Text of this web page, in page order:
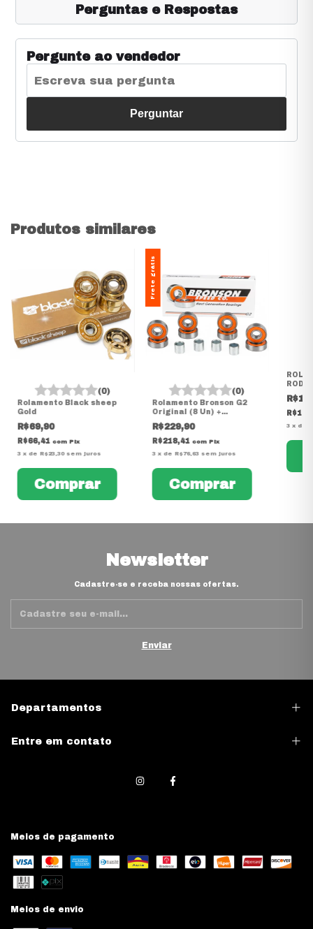
Perguntas e Respostas
Pergunte ao vendedor
Perguntar
Produtos similares
(0)
Rolamento Black sheep
Gold
R$69,90
R$66,41 com Pix
3 x de R$23,30 sem juros
Frete grátis
(0)
Rolamento Bronson G2
Original (8 Un) +
Espaçadores | Speed Co.
Skate
R$229,90
R$218,41 com Pix
3 x de R$76,63 sem juros
3 x de
Newsletter
Cadastre-se e receba nossas ofertas.
Departamentos
Entre em contato
Meios de pagamento
Meios de envio